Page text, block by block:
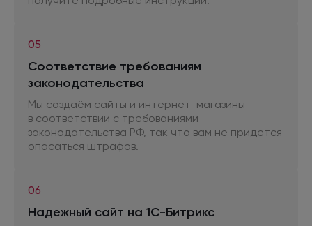
05
Соответствие требованиям
законодательства
Мы создаём сайты и интернет-магазины
в соответствии с требованиями
законодательства РФ, так что вам не придется
опасаться штрафов.
06
Надежный сайт на 1С-Битрикс